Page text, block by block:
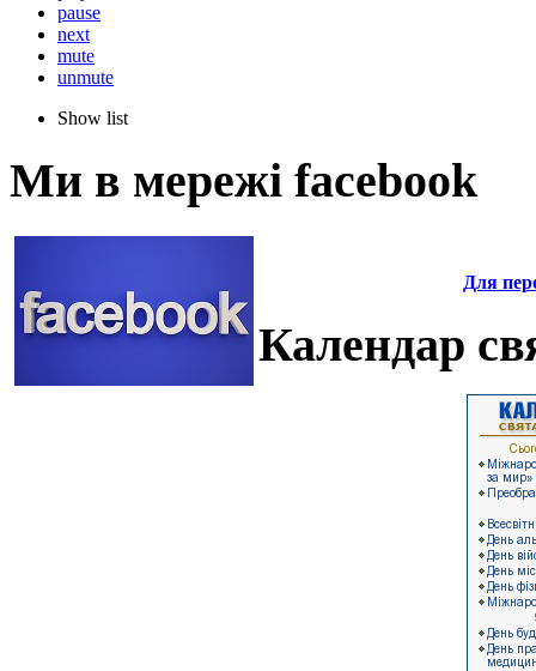
pause
next
mute
unmute
Show list
Ми в мережі facebook
Для
Календар